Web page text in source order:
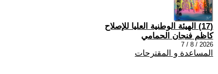
(17) الهيئة الوطنية العليا للإصلاح
كاظم فنجان الحمامي
2026 / 8 / 7
المساعدة و المقترحات